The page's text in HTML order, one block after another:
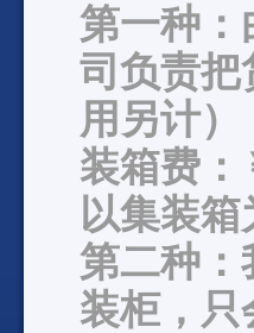
第一种：
司负责把
用另计）
装箱费：
以集装箱
第二种：
装柜，只